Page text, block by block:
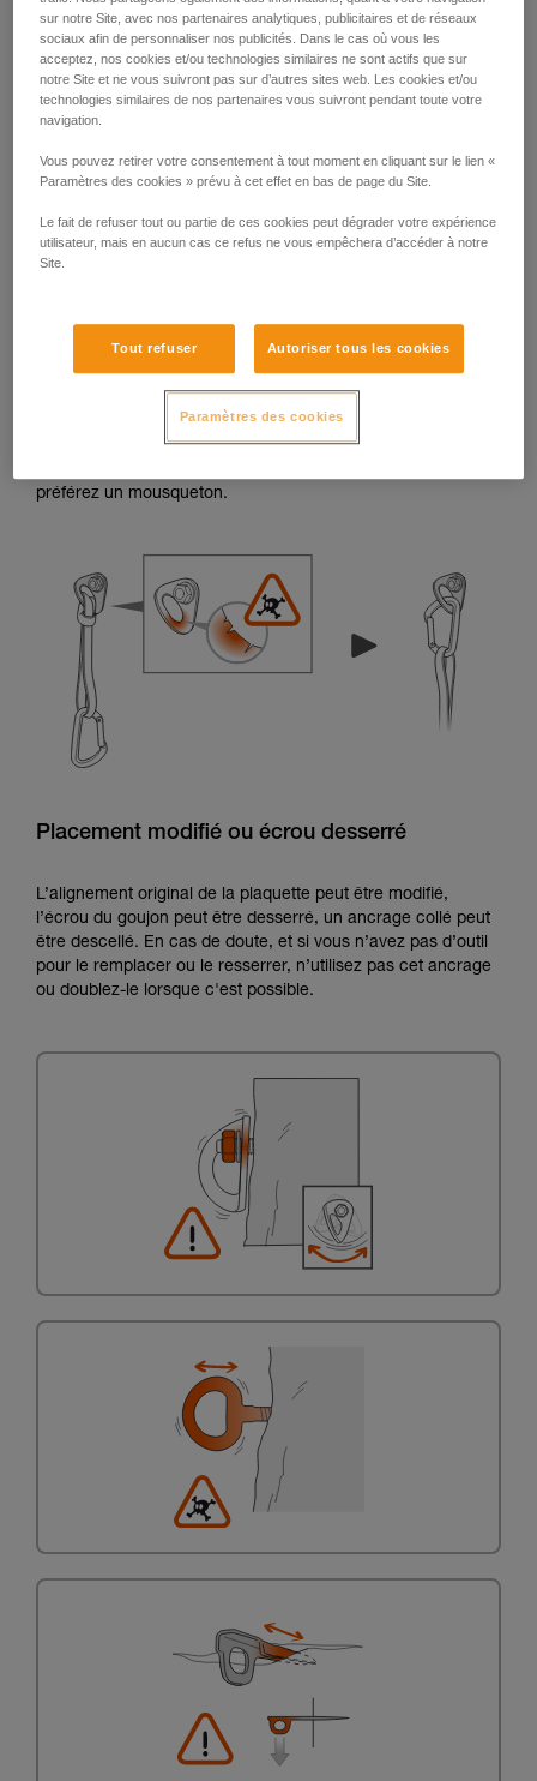
Lorsque le rebord d’une plaquette ou d’un piton présente
des bavures ou des arêtes vives, les trous de connexion
peuvent endommager les éléments textiles (comme une
sangle ou une cordelette). En cas de doute, évitez de
préférez un mousqueton.
Placement modifié ou écrou desserré
L’alignement original de la plaquette peut être modifié,
l’écrou du goujon peut être desserré, un ancrage collé peut
être descellé. En cas de doute, et si vous n’avez pas d’outil
pour le remplacer ou le resserrer, n’utilisez pas cet ancrage
ou doublez-le lorsque c'est possible.
sur notre Site, avec nos partenaires analytiques, publicitaires et de réseaux
sociaux afin de personnaliser nos publicités. Dans le cas où vous les
acceptez, nos cookies et/ou technologies similaires ne sont actifs que sur
notre Site et ne vous suivront pas sur d’autres sites web. Les cookies et/ou
technologies similaires de nos partenaires vous suivront pendant toute votre
navigation.
Vous pouvez retirer votre consentement à tout moment en cliquant sur le lien «
Paramètres des cookies » prévu à cet effet en bas de page du Site.
Le fait de refuser tout ou partie de ces cookies peut dégrader votre expérience
utilisateur, mais en aucun cas ce refus ne vous empêchera d’accéder à notre
Site.
Tout refuser Autoriser tous les cookies
Paramètres des cookies